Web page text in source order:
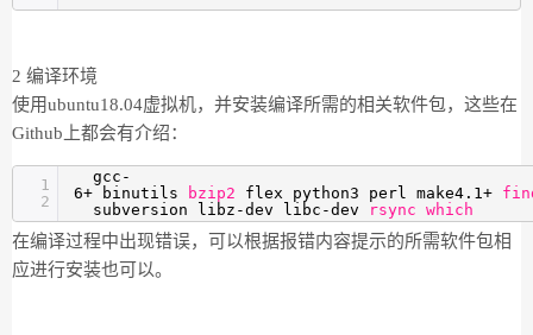
2 编译环境
使用ubuntu18.04虚拟机，并安装编译所需的相关软件包，这些在
Github上都会有介绍：
1
2
gcc-
6+ binutils
bzip2 flex python3 perl make4.1+
subversion libz-dev libc-dev
rsync which
在编译过程中出现错误，可以根据报错内容提示的所需软件包相
应进行安装也可以。